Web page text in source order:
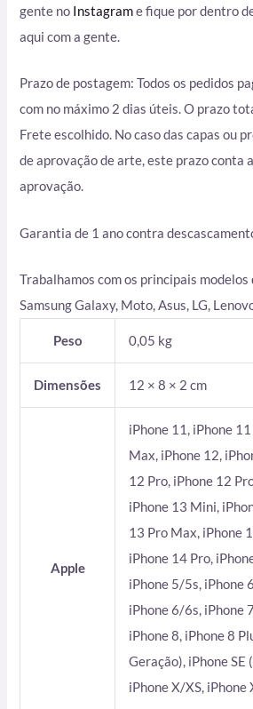
gente no Instagrame fique por dentro
aqui com a gente.
Prazo de postagem: Todos os pedidos
com no máximo 2 dias úteis. O prazo
Frete escolhido. No caso das capas ou
de aprovação de arte, este prazo conta
aprovação.
Garantia de 1 ano contra
Trabalhamos com os principais modelos
Samsung Galaxy, Moto, Asus, LG,
Peso 0,05 kg
Dimensões 12 × 8 × 2 cm
Apple
iPhone 11, iPhone
Max, iPhone 12,
12 Pro, iPhone 12
iPhone 13 Mini,
13 Pro Max, iPhone
iPhone 14 Pro,
iPhone 5/5s, iPhone
iPhone 6/6s, iPhone
iPhone 8, iPhone 8
Geração), iPhone SE
iPhone X/XS, iPhone